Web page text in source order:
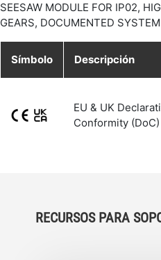
SEESAW MODULE FOR IP02,
GEARS, DOCUMENTED
Símbolo Descripción
EU & UK
Conformity (DoC)
RECURSOS PARA